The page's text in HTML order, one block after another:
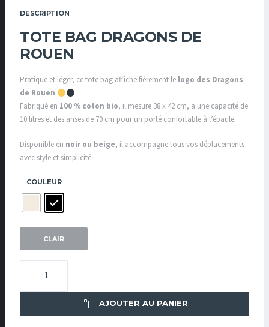
DESCRIPTION
TOTE BAG DRAGONS DE
ROUEN
Pratique et léger, ce tote bag affiche fièrement le logo des Dragons
de Rouen
.
Fabriqué en 100 % coton bio, il mesure 38 x 42 cm, a une capacité de
10 litres et des anses de 70 cm pour un porté confortable à l’épaule.
Disponible en noir ou beige, il accompagne tous vos déplacements
avec style et simplicité.
COULEUR
CLAIR
TOTE
AJOUTER AU PANIER